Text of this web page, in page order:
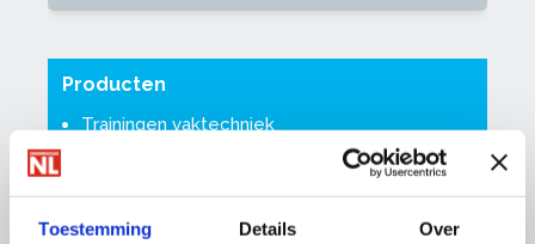
Toestemming Details Over
Producten
Trainingen vaktechniek
Vaktechnische info voor glaszetters